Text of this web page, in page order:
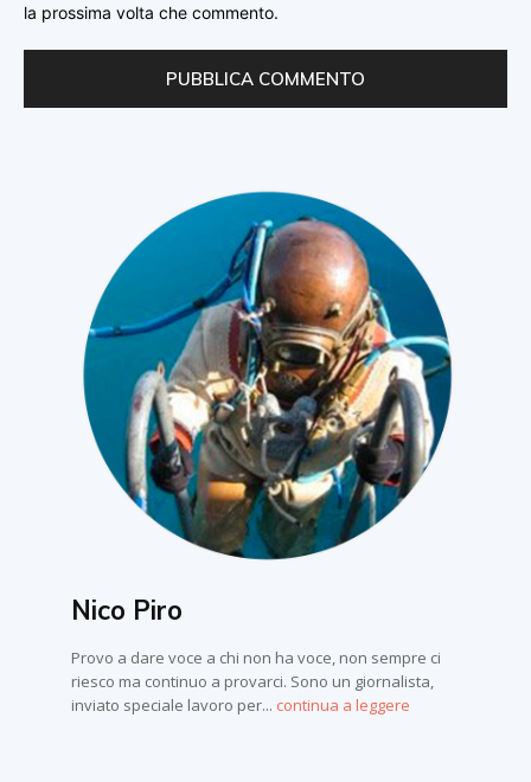
la prossima volta che commento.
Nico Piro
Provo a dare voce a chi non ha voce, non sempre ci
riesco ma continuo a provarci. Sono un giornalista,
inviato speciale lavoro per... continua a leggere